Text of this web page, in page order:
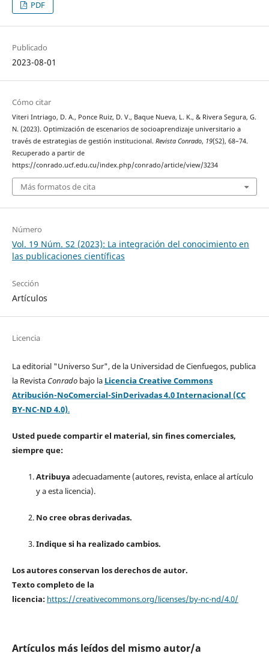
PDF
Publicado
2023-08-01
Cómo citar
Viteri Intriago, D. A., Ponce Ruiz, D. V., Baque Nueva, L. K., & Rivera Segura, G.
N. (2023). Optimización de escenarios de socioaprendizaje universitario a
través de estrategias de gestión institucional. Revista Conrado, 19(S2), 68–74.
Recuperado a partir de
https://conrado.ucf.edu.cu/index.php/conrado/article/view/3234
Más formatos de cita
Número
Vol. 19 Núm. S2 (2023): La integración del conocimiento en
las publicaciones científicas
Sección
Artículos
Licencia
La editorial "Universo Sur", de la Universidad de Cienfuegos, publica
la Revista Conradobajo la Licencia Creative Commons
Atribución-NoComercial-SinDerivadas 4.0 Internacional (CC
BY-NC-ND 4.0).
Usted puede compartir el material, sin fines comerciales,
siempre que:
Atribuya adecuadamente (autores, revista, enlace al artículo
y a esta licencia).
No cree obras derivadas.
Indique si ha realizado cambios.
Los autores conservan los derechos de autor.
Texto completo de la
licencia: https://creativecommons.org/licenses/by-nc-nd/4.0/
Artículos más leídos del mismo autor/a